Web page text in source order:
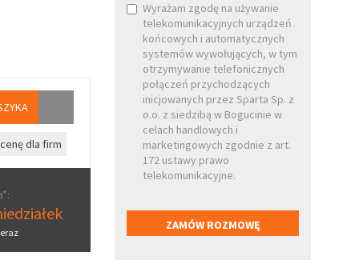
dla firm
Wyrażam zgodę na używanie
telekomunikacyjnych urządzeń
końcowych i automatycznych
systemów wywołujących, w tym
otrzymywanie telefonicznych
połączeń przychodzących
inicjowanych przez Sparta Sp. z
o.o. z siedzibą w Bogucinie w
celach handlowych i
marketingowych zgodnie z art.
172 ustawy prawo
telekomunikacyjne.